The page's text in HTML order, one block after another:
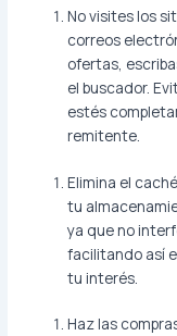
No visites los
correos
ofertas,
el buscador.
estés
remitente.
Elimina el
tu
ya que no
facilitando así
tu interés.
Haz las